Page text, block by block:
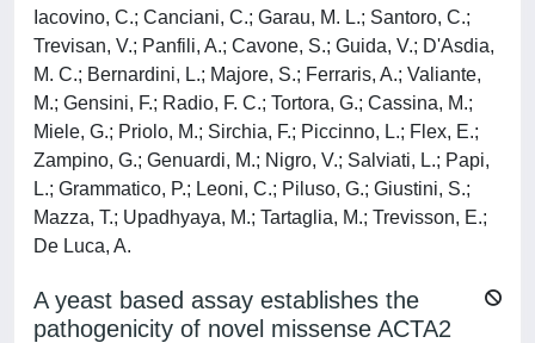
Iacovino, C.; Canciani, C.; Garau, M. L.; Santoro, C.;
Trevisan, V.; Panfili, A.; Cavone, S.; Guida, V.; D'Asdia,
M. C.; Bernardini, L.; Majore, S.; Ferraris, A.; Valiante,
M.; Gensini, F.; Radio, F. C.; Tortora, G.; Cassina, M.;
Miele, G.; Priolo, M.; Sirchia, F.; Piccinno, L.; Flex, E.;
Zampino, G.; Genuardi, M.; Nigro, V.; Salviati, L.; Papi,
L.; Grammatico, P.; Leoni, C.; Piluso, G.; Giustini, S.;
Mazza, T.; Upadhyaya, M.; Tartaglia, M.; Trevisson, E.;
De Luca, A.
A yeast based assay establishes the
pathogenicity of novel missense ACTA2